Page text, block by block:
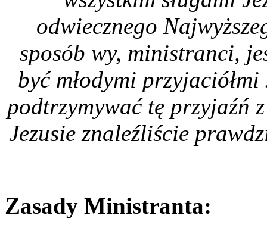
odwiecznego
sposób wy, ministranci,
być młodymi
podtrzymywać tę przyjaźń
Jezusie znaleźliście
Zasady Ministranta: